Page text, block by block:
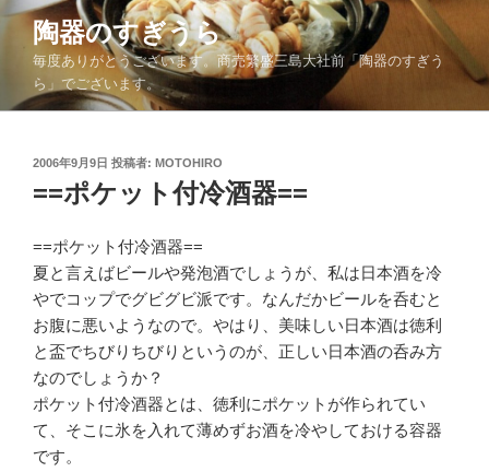
コ
ツ
陶器のすぎうら
毎度ありがとうございます。商売繁盛三島大社前「陶器のすぎう
ら」でございます。
投
日:
2006年9月9日 投稿者: MOTOHIRO
==ポケット付冷酒器==
==ポケット付冷酒器==
夏と言えばビールや発泡酒でしょうが、私は日本酒を冷
やでコップでグビグビ派です。なんだかビールを呑むと
お腹に悪いようなので。やはり、美味しい日本酒は徳利
と盃でちびりちびりというのが、正しい日本酒の呑み方
なのでしょうか？
ポケット付冷酒器とは、徳利にポケットが作られてい
て、そこに氷を入れて薄めずお酒を冷やしておける容器
です。